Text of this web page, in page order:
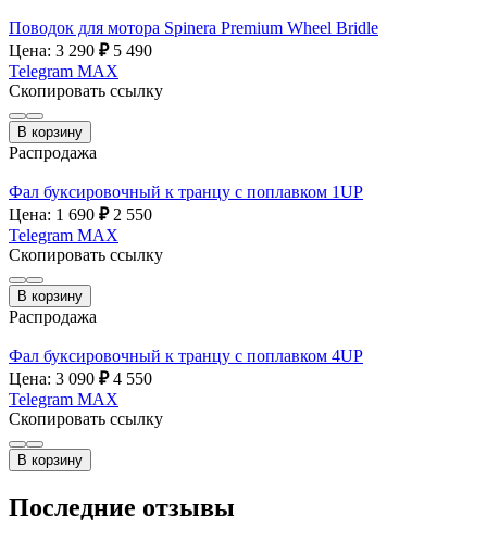
Поводок для мотора Spinera Premium Wheel Bridle
Цена: 3 290 ₽ 5 490
Telegram MAX
Скопировать ссылку
В корзину
Распродажа
Фал буксировочный к транцу с поплавком 1UP
Цена: 1 690 ₽ 2 550
Telegram MAX
Скопировать ссылку
В корзину
Распродажа
Фал буксировочный к транцу с поплавком 4UP
Цена: 3 090 ₽ 4 550
Telegram MAX
Скопировать ссылку
В корзину
Последние отзывы